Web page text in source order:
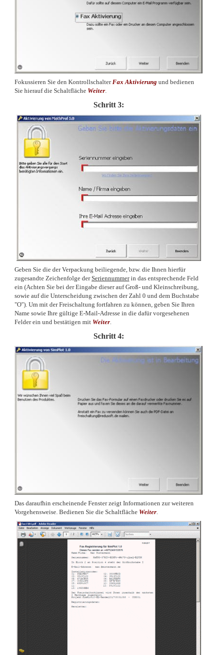
Fokussieren Sie den Kontrollschalter Fax Aktivierung und bedienen
Sie hierauf die Schaltfläche Weiter
Schritt 3:
Geben Sie die der Verpackung beiliegende, bzw. die Ihnen hierfür
zugesandte Zeichenfolge derSeriennummerin das entsprechende Feld
ein (Achten Sie bei der Eingabe dieser auf Groß- und Kleinschreibung,
sowie auf die Unterscheidung zwischen der Zahl 0 und dem Buchstabe
"O"). Um mit der Freischaltung fortfahren zu können, geben Sie Ihren
Name sowie Ihre gültige E-Mail-Adresse in die dafür vorgesehenen
Felder ein und bestätigen mit Weiter
Schritt 4:
Das daraufhin erscheinende Fenster zeigt Informationen zur weiteren
Vorgehensweise. Bedienen Sie die Schaltfläche Weiter